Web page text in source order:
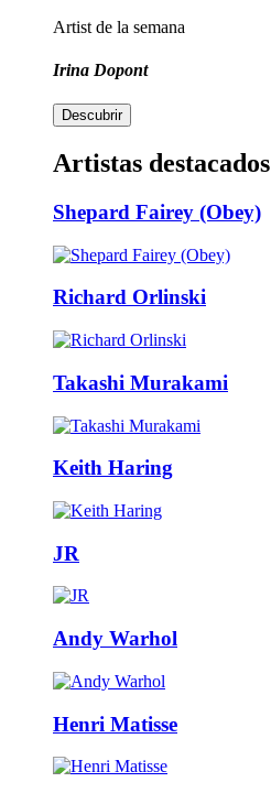
Artist de la semana
Irina Dopont
Descubrir
Artistas destacados
Shepard Fairey (Obey)
Richard Orlinski
Takashi Murakami
Keith Haring
JR
Andy Warhol
Henri Matisse